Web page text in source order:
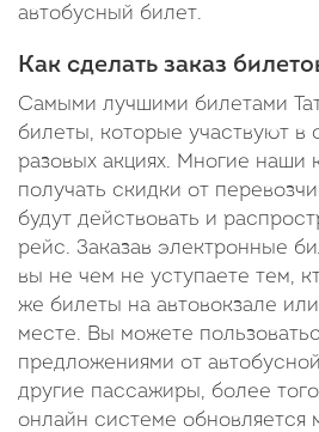
автобусный билет.
Как сделать заказ
Самыми лучшими билетами
билеты, которые участвуют в
разовых акциях. Многие наши
получать скидки от
будут действовать и
рейс. Заказав электронные
вы не чем не уступаете тем,
же билеты на автовокзале
месте. Вы можете
предложениями от
другие пассажиры, более
онлайн системе обновляется